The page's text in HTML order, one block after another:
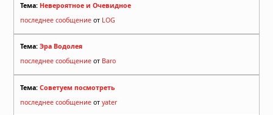
Тема: Невероятное и Очевидное
последнее сообщение от LOG
Тема: Эра Водолея
последнее сообщение от Baro
Тема: Советуем посмотреть
последнее сообщение от yater